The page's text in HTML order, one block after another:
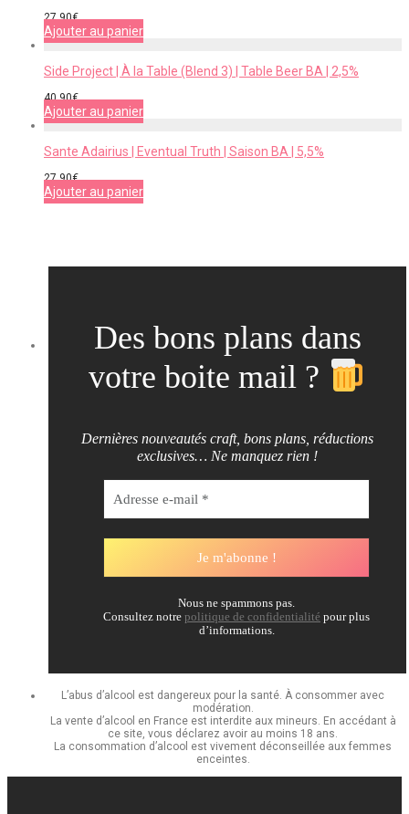
27,90€
Ajouter au panier
Side Project | À la Table (Blend 3) | Table Beer BA | 2,5%
40,90€
Ajouter au panier
Sante Adairius | Eventual Truth | Saison BA | 5,5%
27,90€
Ajouter au panier
Des bons plans dans
votre boite mail ?
Dernières nouveautés craft, bons plans, réductions
exclusives… Ne manquez rien !
Nous ne spammons pas.
Consultez notre politique de confidentialité pour plus
d’informations.
L’abus d’alcool est dangereux pour la santé. À consommer avec
modération.
La vente d’alcool en France est interdite aux mineurs. En accédant à
ce site, vous déclarez avoir au moins 18 ans.
La consommation d’alcool est vivement déconseillée aux femmes
enceintes.